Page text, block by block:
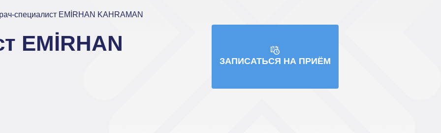
специалист EMİRHAN KAHRAMAN
EMİRHAN
ЗАПИСАТЬСЯ НА ПРИЁМ